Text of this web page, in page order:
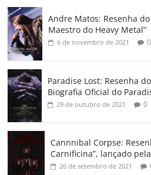
Andre Matos: Resenha
Maestro do Heavy Metal”
6 de novembro de 2021 0
Paradise Lost: Resenha
Biografia Oficial do
29 de outubro de 2021 0
Cannnibal Corpse:
Carnificina”, lançado
26 de setembro de 2021